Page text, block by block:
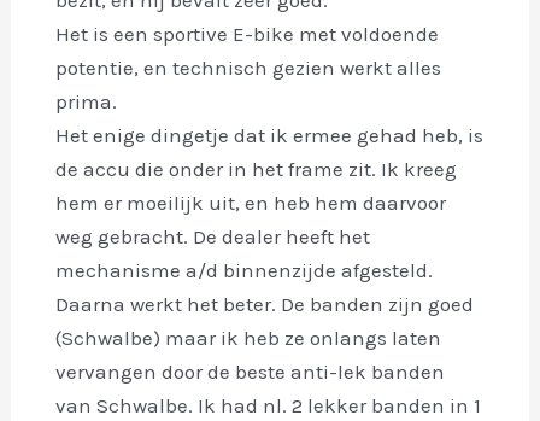
Het is een sportive E-bike met voldoende
potentie, en technisch gezien werkt alles
prima.
Het enige dingetje dat ik ermee gehad heb, is
de accu die onder in het frame zit. Ik kreeg
hem er moeilijk uit, en heb hem daarvoor
weg gebracht. De dealer heeft het
mechanisme a/d binnenzijde afgesteld.
Daarna werkt het beter. De banden zijn goed
(Schwalbe) maar ik heb ze onlangs laten
vervangen door de beste anti-lek banden
van Schwalbe. Ik had nl. 2 lekker banden in 1